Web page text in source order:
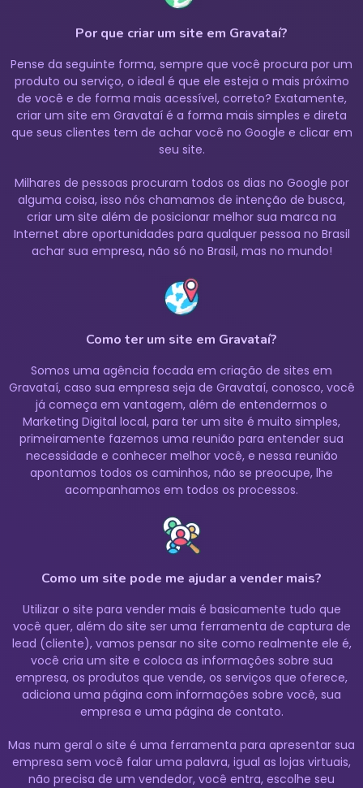
Por que criar um site em Gravataí?
Pense da seguinte forma, sempre que você procura por um
produto ou serviço, o ideal é que ele esteja o mais próximo
de você e de forma mais acessível, correto? Exatamente,
criar um site em Gravataí é a forma mais simples e direta
que seus clientes tem de achar você no Google e clicar em
seu site.
Milhares de pessoas procuram todos os dias no Google por
alguma coisa, isso nós chamamos de intenção de busca,
criar um site além de posicionar melhor sua marca na
Internet abre oportunidades para qualquer pessoa no Brasil
achar sua empresa, não só no Brasil, mas no mundo!
Como ter um site em Gravataí?
Somos uma agência focada em criação de sites em
Gravataí, caso sua empresa seja de Gravataí, conosco, você
já começa em vantagem, além de entendermos o
Marketing Digital local, para ter um site é muito simples,
primeiramente fazemos uma reunião para entender sua
necessidade e conhecer melhor você, e nessa reunião
apontamos todos os caminhos, não se preocupe, lhe
acompanhamos em todos os processos.
Como um site pode me ajudar a vender mais?
Utilizar o site para vender mais é basicamente tudo que
você quer, além do site ser uma ferramenta de captura de
lead (cliente), vamos pensar no site como realmente ele é,
você cria um site e coloca as informações sobre sua
empresa, os produtos que vende, os serviços que oferece,
adiciona uma página com informações sobre você, sua
empresa e uma página de contato.
Mas num geral o site é uma ferramenta para apresentar sua
empresa sem você falar uma palavra, igual as lojas virtuais,
não precisa de um vendedor, você entra, escolhe seu